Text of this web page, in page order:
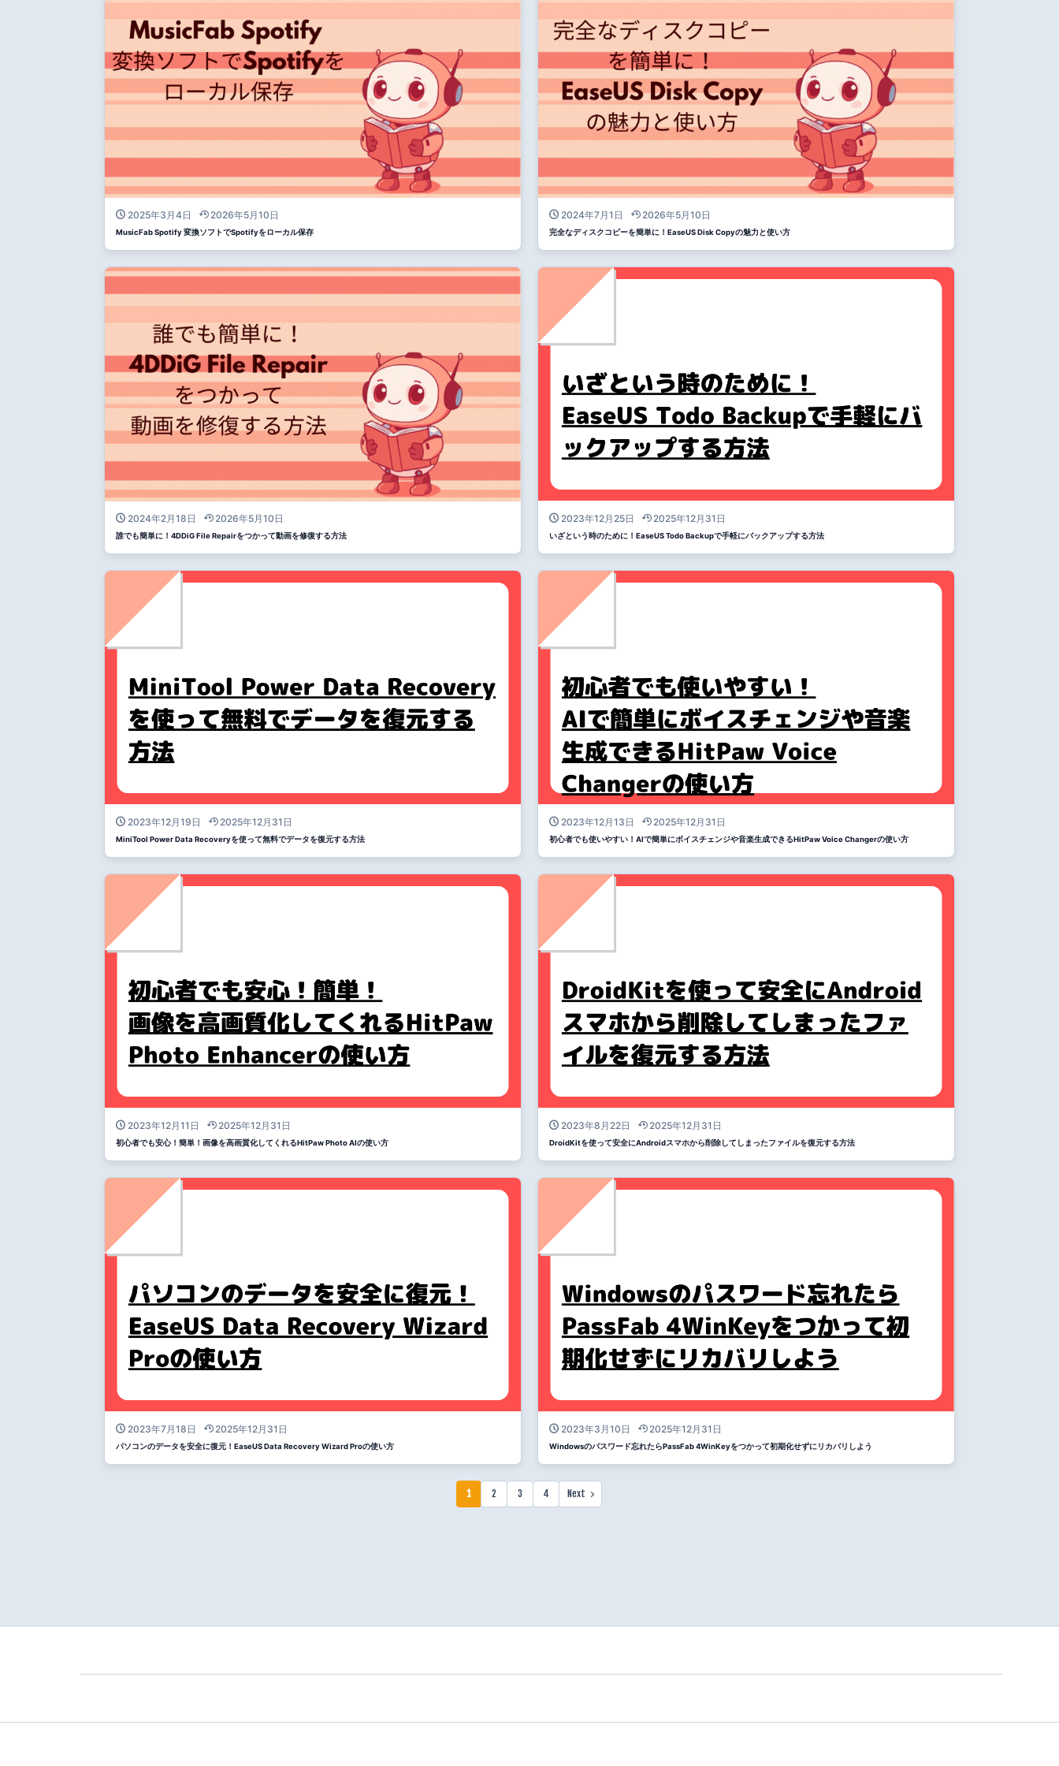
2025年3月4日 2026年5月10日
MusicFab Spotify 変換ソフトでSpotifyをローカル保存
2024年7月1日 2026年5月10日
完全なディスクコピーを簡単に！EaseUS Disk Copyの魅力と使い方
2024年2月18日 2026年5月10日
誰でも簡単に！4DDiG File Repairをつかって動画を修復する方法
2023年12月25日 2025年12月31日
いざという時のために！EaseUS Todo Backupで手軽にバックアップする方法
2023年12月19日 2025年12月31日
MiniTool Power Data Recoveryを使って無料でデータを復元する方法
2023年12月13日 2025年12月31日
初心者でも使いやすい！AIで簡単にボイスチェンジや音楽生成できるHitPaw Voice Changerの使い方
2023年12月11日 2025年12月31日
初心者でも安心！簡単！画像を高画質化してくれるHitPaw Photo AIの使い方
2023年8月22日 2025年12月31日
DroidKitを使って安全にAndroidスマホから削除してしまったファイルを復元する方法
2023年7月18日 2025年12月31日
パソコンのデータを安全に復元！EaseUS Data Recovery Wizard Proの使い方
2023年3月10日 2025年12月31日
Windowsのパスワード忘れたらPassFab 4WinKeyをつかって初期化せずにリカバリしよう
1 2 3 4 Next